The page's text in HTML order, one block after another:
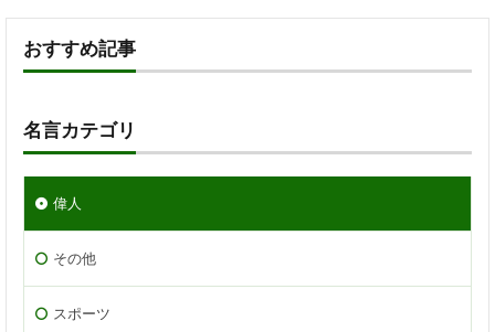
おすすめ記事
名言カテゴリ
偉人
その他
スポーツ